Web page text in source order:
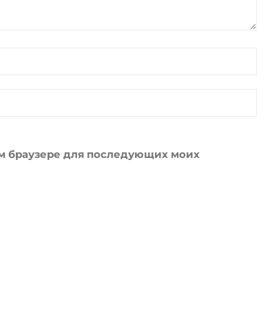
браузере для последующих моих